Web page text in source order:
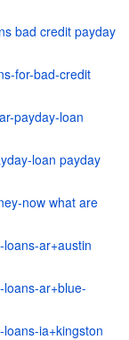
bad credit payday
for-bad-credit
payday-loan
loan payday
now what are
ar+austin
ar+blue-
ia+kingston